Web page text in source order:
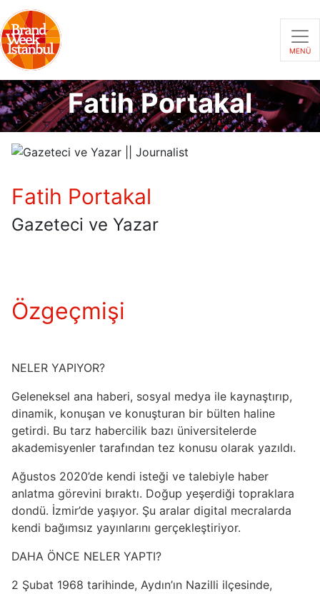
MENÜ
Fatih Portakal
Fatih Portakal
Gazeteci ve Yazar
Özgeçmişi
NELER YAPIYOR?
Geleneksel ana haberi, sosyal medya ile kaynaştırıp,
dinamik, konuşan ve konuşturan bir bülten haline
getirdi. Bu tarz habercilik bazı üniversitelerde
akademisyenler tarafından tez konusu olarak yazıldı.
Ağustos 2020’de kendi isteği ve talebiyle haber
anlatma görevini bıraktı. Doğup yeşerdiği topraklara
dondü. İzmir’de yaşıyor. Şu aralar digital mecralarda
kendi bağımsız yayınlarını gerçekleştiriyor.
DAHA ÖNCE NELER YAPTI?
2 Şubat 1968 tarihinde, Aydın’ın Nazilli ilçesinde,